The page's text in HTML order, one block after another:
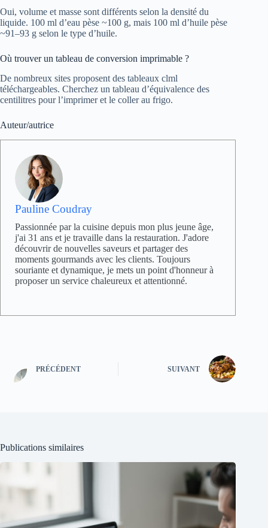
Oui, volume et masse sont différents selon la densité du
liquide. 100 ml d’eau pèse ~100 g, mais 100 ml d’huile pèse
~91–93 g selon le type d’huile.
Où trouver un tableau de conversion imprimable ?
De nombreux sites proposent des tableaux clml
téléchargeables. Cherchez un tableau d’équivalence des
centilitres pour l’imprimer et le coller au frigo.
Auteur/autrice
Pauline Coudray
Passionnée par la cuisine depuis mon plus jeune âge,
j'ai 31 ans et je travaille dans la restauration. J'adore
découvrir de nouvelles saveurs et partager des
moments gourmands avec les clients. Toujours
souriante et dynamique, je mets un point d'honneur à
proposer un service chaleureux et attentionné.
PRÉCÉDENT SUIVANT
Publications similaires